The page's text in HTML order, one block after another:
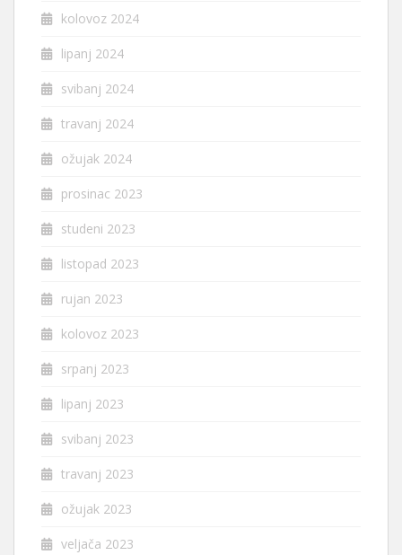
kolovoz 2024
lipanj 2024
svibanj 2024
travanj 2024
ožujak 2024
prosinac 2023
studeni 2023
listopad 2023
rujan 2023
kolovoz 2023
srpanj 2023
lipanj 2023
svibanj 2023
travanj 2023
ožujak 2023
veljača 2023